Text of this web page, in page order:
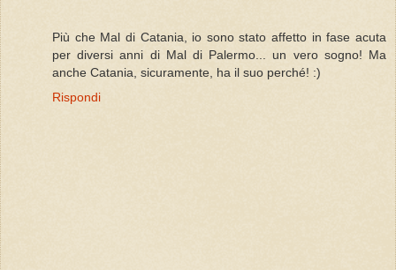
Più che Mal di Catania, io sono stato affetto in fase acuta
per diversi anni di Mal di Palermo... un vero sogno! Ma
anche Catania, sicuramente, ha il suo perché! :)
Rispondi